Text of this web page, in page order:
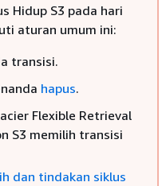
Hidup S3 pada hari
aturan umum ini:
transisi.
hapus.
Flexible Retrieval
S3 memilih transisi
dan tindakan siklus